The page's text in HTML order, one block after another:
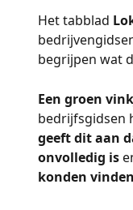
Het tabblad
begrijpen wat
Een groen
bedrijfsgidsen
geeft dit aan
onvolledig is
konden